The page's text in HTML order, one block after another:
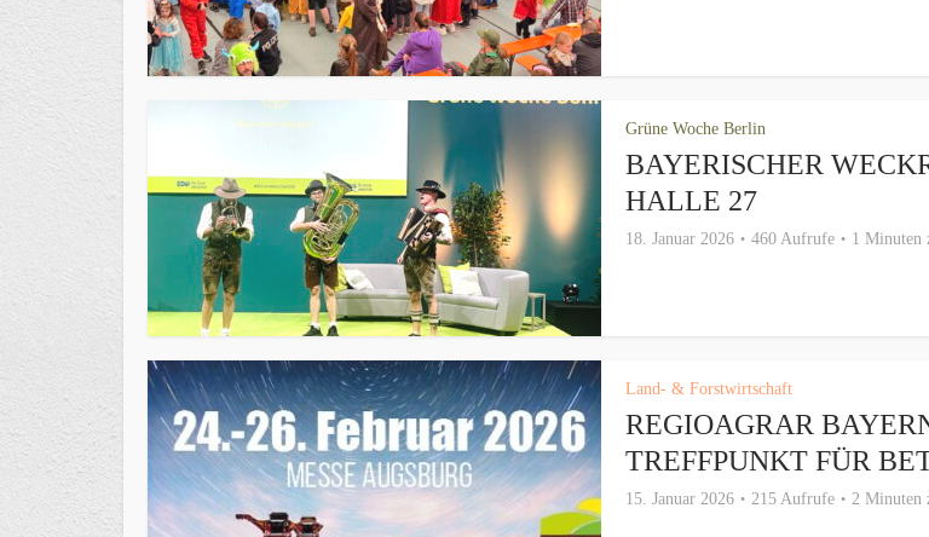
Grüne Woche Berlin
BAYERISCHER
HALLE 27
18. Januar 2026 460 Aufrufe 1 Minuten
Land- & Forstwirtschaft
REGIOAGRAR
TREFFPUNKT FÜR
15. Januar 2026 215 Aufrufe 2 Minuten